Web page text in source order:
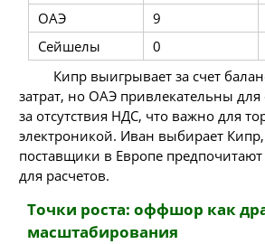
ОАЭ 9
Сейшелы
0
Кипр выигрывает за счет
затрат, но ОАЭ привлекательны для
за отсутствия НДС, что важно для
электроникой. Иван выбирает Кипр,
поставщики в Европе
для расчетов.
Точки роста: оффшор как
масштабирования